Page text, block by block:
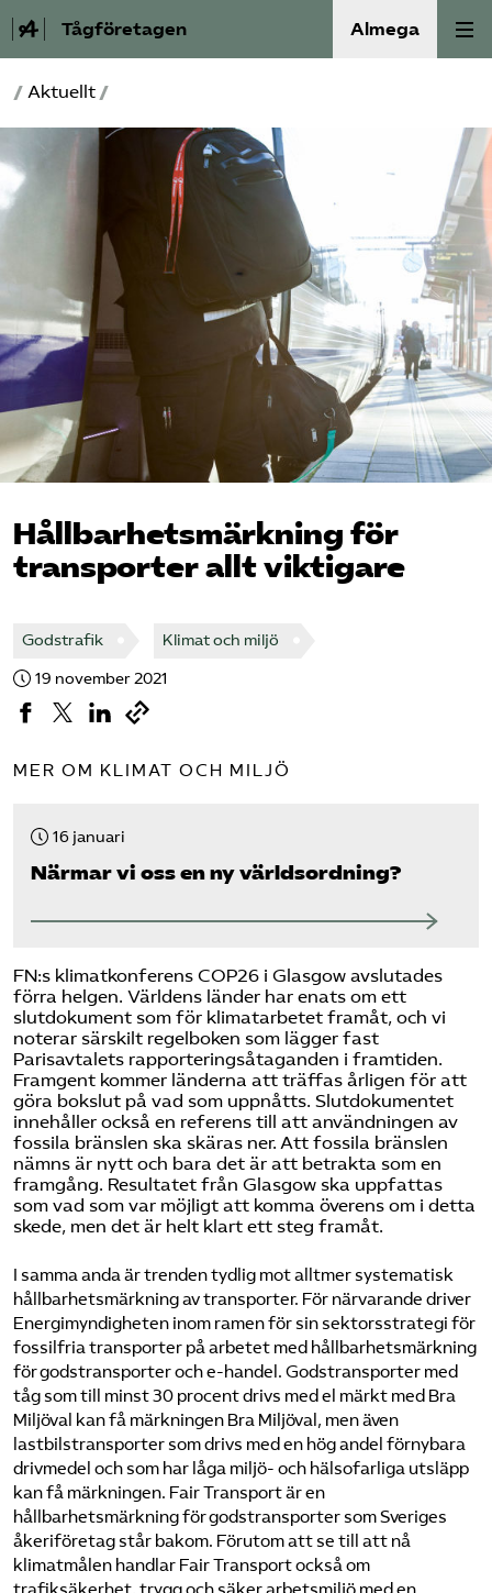
Tågföretagen Almega
Aktuellt
Reformagenda för järnvägen
Aktiviteter
Om oss
Kontakt
Mina sidor (almega.se)
Bli medlem
/ Aktuellt /
Hållbarhetsmärkning för
transporter allt viktigare
Godstrafik Klimat och miljö
19 november 2021
MER OM KLIMAT OCH MILJÖ
16 januari
Närmar vi oss en ny världsordning?
FN:s klimatkonferens COP26 i Glasgow avslutades
förra helgen. Världens länder har enats om ett
slutdokument som för klimatarbetet framåt, och vi
noterar särskilt regelboken som lägger fast
Parisavtalets rapporteringsåtaganden i framtiden.
Framgent kommer länderna att träffas årligen för att
göra bokslut på vad som uppnåtts. Slutdokumentet
innehåller också en referens till att användningen av
fossila bränslen ska skäras ner. Att fossila bränslen
nämns är nytt och bara det är att betrakta som en
framgång. Resultatet från Glasgow ska uppfattas
som vad som var möjligt att komma överens om i detta
skede, men det är helt klart ett steg framåt.
I samma anda är trenden tydlig mot alltmer systematisk
hållbarhetsmärkning av transporter. För närvarande driver
Energimyndigheten inom ramen för sin sektorsstrategi för
fossilfria transporter på arbetet med hållbarhetsmärkning
för godstransporter och e-handel. Godstransporter med
tåg som till minst 30 procent drivs med el märkt med Bra
Miljöval kan få märkningen Bra Miljöval, men även
lastbilstransporter som drivs med en hög andel förnybara
drivmedel och som har låga miljö- och hälsofarliga utsläpp
kan få märkningen. Fair Transport är en
hållbarhetsmärkning för godstransporter som Sveriges
åkeriföretag står bakom. Förutom att se till att nå
klimatmålen handlar Fair Transport också om